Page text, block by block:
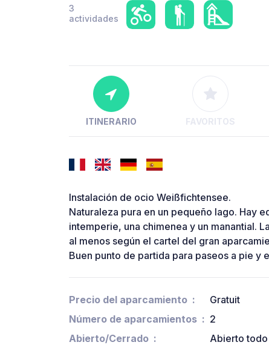
3
actividades
ITINERARIO FAVORITOS
Instalación de ocio Weißfichtensee.
Naturaleza pura en un pequeño lago. Hay
intemperie, una chimenea y un manantial.
al menos según el cartel del gran
Buen punto de partida para paseos a pie y
Precio del aparcamiento
Gratuit
Número de aparcamientos
2
Abierto/Cerrado
Abierto todo